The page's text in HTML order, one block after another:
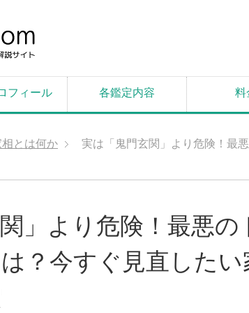
フィール 各鑑定内容 料
相とは何か 実は「鬼門玄関」より危険！最
」より危険！最悪の
？今すぐ見直したい